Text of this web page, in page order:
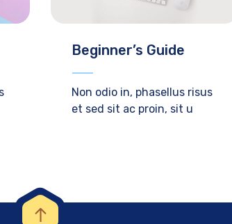
Beginner’s Guide
Non odio in, phasellus risus
et sed sit ac proin, sit u